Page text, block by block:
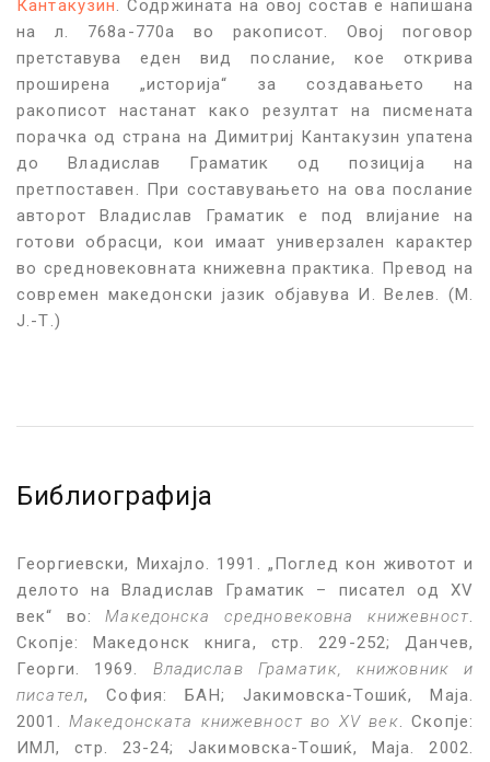
Кантакузин
. Содржината на овој состав е напишана
на л. 768а-770а во ракописот. Овој поговор
претставува еден вид послание, кое открива
проширена „историја“ за создавањето на
ракописот настанат како резултат на писмената
порачка од страна на Димитриј Кантакузин упатена
до Владислав Граматик од позиција на
претпоставен. При составувањето на ова послание
авторот Владислав Граматик е под влијание на
готови обрасци, кои имаат универзален карактер
во средновековната книжевна практика. Превод на
современ македонски јазик објавува И. Велев. (М.
Ј.-Т.)
Библиографија
Георгиевски, Михајло. 1991. „Поглед кон животот и
делото на Владислав Граматик – писател од XV
век“ во:Македонска средновековна книжевност
Скопје: Македонск книга, стр. 229-252; Данчев,
Георги. 1969. Владислав Граматик, книжовник и
писател, София: БАН; Јакимовска-Тошиќ, Маја.
2001. Македонската книжевност во XV век . Скопје:
ИМЛ, стр. 23-24; Јакимовска-Тошиќ, Маја. 2002.